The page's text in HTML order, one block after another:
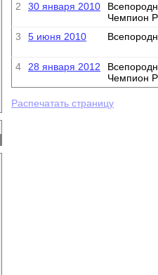
2
30 января 2010
Чемпион
3
5 июня 2010
4 28 января 2012
Чемпион
Распечатать страницу